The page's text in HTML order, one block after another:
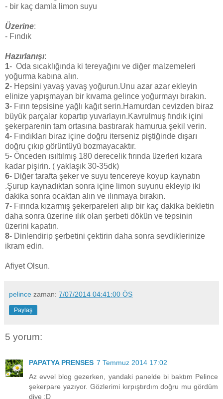
- bir kaç damla limon suyu
Üzerine:
- Fındık
Hazırlanışı:
1- Oda sıcaklığında ki tereyağını ve diğer malzemeleri
yoğurma kabına alın.
2- Hepsini yavaş yavaş yoğurun.Unu azar azar ekleyin
elinize yapışmayan bir kıvama gelince yoğurmayı bırakın.
3- Fırın tepsisine yağlı kağıt serin.Hamurdan cevizden biraz
büyük parçalar kopartıp yuvarlayın.Kavrulmuş fındık içini
şekerparenin tam ortasına bastırarak hamurua şekil verin.
4- Fındıkları biraz içine doğru iterseniz piştiğinde dışarı
doğru çıkıp görüntüyü bozmayacaktır.
5- Önceden ısıltılmış 180 derecelik fırında üzerleri kızara
kadar pişirin. ( yaklaşık 30-35dk)
6- Diğer tarafta şeker ve suyu tencereye koyup kaynatın
.Şurup kaynadıktan sonra içine limon suyunu ekleyip iki
dakika sonra ocaktan alın ve ılınmaya bırakın.
7- Fırında kızarmış şekerpareleri alıp bir kaç dakika bekletin
daha sonra üzerine ılık olan şerbeti dökün ve tepsinin
üzerini kapatın.
8- Dinlendirip şerbetini çektirin daha sonra sevdiklerinize
ikram edin.
Afiyet Olsun.
pelince zaman: 7/07/2014 04:41:00 ÖS
Paylaş
5 yorum:
PAPATYA PRENSES 7 Temmuz 2014 17:02
Az evvel blog gezerken, yandaki panelde bi baktım Pelince
şekerpare yazıyor. Gözlerimi kırpıştırdım doğru mu gördüm
diye :D